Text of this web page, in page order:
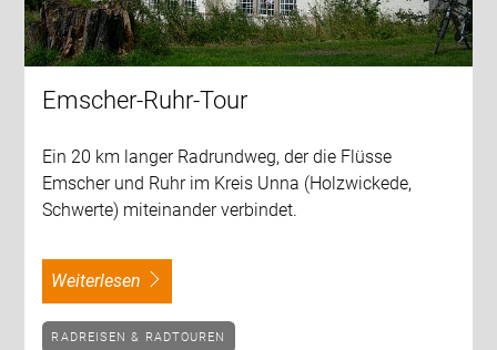
Emscher-Ruhr-Tour
Ein 20 km langer Radrundweg, der die Flüsse
Emscher und Ruhr im Kreis Unna (Holzwickede,
Schwerte) miteinander verbindet.
weiterlesen
RADREISEN & RADTOUREN